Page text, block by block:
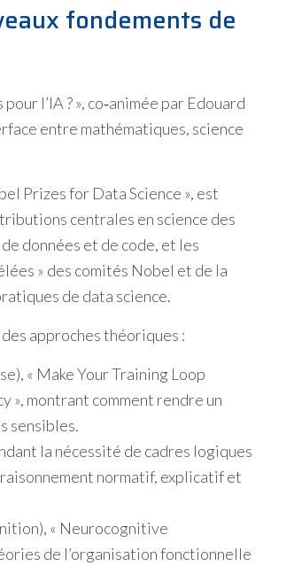
fondements de
l’IA ? », co‑animée par Edouard
entre mathématiques, science
Prizes for Data Science », est
centrales en science des
données et de code, et les
» des comités Nobel et de la
de data science.
approches théoriques :
« Make Your Training Loop
montrant comment rendre un
sensibles.
la nécessité de cadres logiques
normatif, explicatif et
« Neurocognitive
de l’organisation fonctionnelle